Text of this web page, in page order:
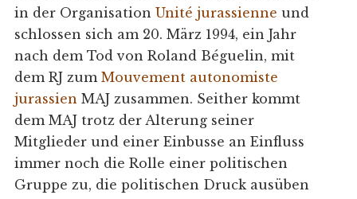
in der Organisation Unité jurassienne und
schlossen sich am 20. März 1994, ein Jahr
nach dem Tod von Roland Béguelin, mit
dem RJ zum Mouvement autonomiste
jurassien MAJ zusammen. Seither kommt
dem MAJ trotz der Alterung seiner
Mitglieder und einer Einbusse an Einfluss
immer noch die Rolle einer politischen
Gruppe zu, die politischen Druck ausüben